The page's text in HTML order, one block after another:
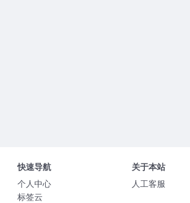
快速导航
个人中心
标签云
关于本站
人工客服